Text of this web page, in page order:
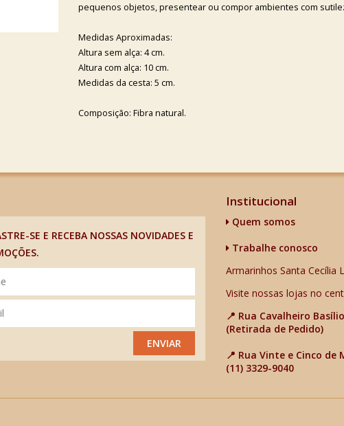
pequenos objetos, presentear ou compor ambientes com
Medidas Aproximadas:
Altura sem alça: 4 cm.
Altura com alça: 10 cm.
Medidas da cesta: 5 cm.
Composição: Fibra natural.
SE E RECEBA NOSSAS NOVIDADES E
ENVIAR
Institucional
Quem somos
Trabalhe conosco
Armarinhos Santa Cecília
Visite nossas lojas no
📍 Rua Cavalheiro
(Retirada de Pedido)
📍 Rua Vinte e Cinco de
(11) 3329-9040